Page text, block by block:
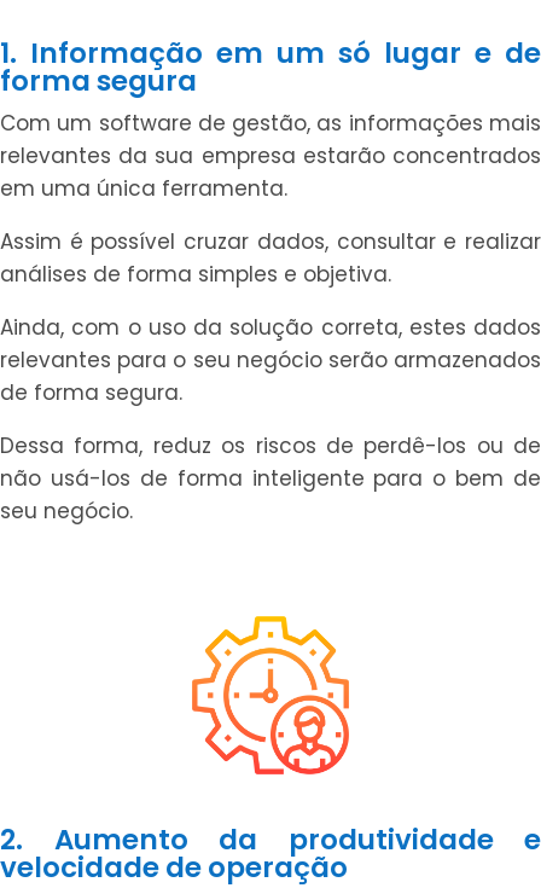
1. Informação em um só lugar e de
forma segura
Com um software de gestão, as informações mais
relevantes da sua empresa estarão concentrados
em uma única ferramenta.
Assim é possível cruzar dados, consultar e realizar
análises de forma simples e objetiva.
Ainda, com o uso da solução correta, estes dados
relevantes para o seu negócio serão armazenados
de forma segura.
Dessa forma, reduz os riscos de perdê-los ou de
não usá-los de forma inteligente para o bem de
seu negócio.
2. Aumento da produtividade e
velocidade de operação